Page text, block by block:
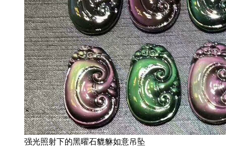
强光照射下的黑曜石貔貅如意吊坠